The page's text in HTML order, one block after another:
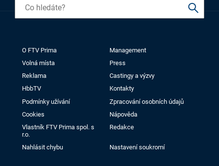
O FTV Prima
Management
Volná místa
Press
Reklama
Castingy a výzvy
HbbTV
Kontakty
Podmínky užívání
Zpracování osobních údajů
Cookies
Nápověda
Vlastník FTV Prima spol. s
r.o.
Redakce
Nahlásit chybu Nastavení soukromí